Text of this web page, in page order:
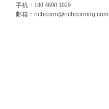
手机：180 4690 1029
邮箱： richconn@richconndg.com